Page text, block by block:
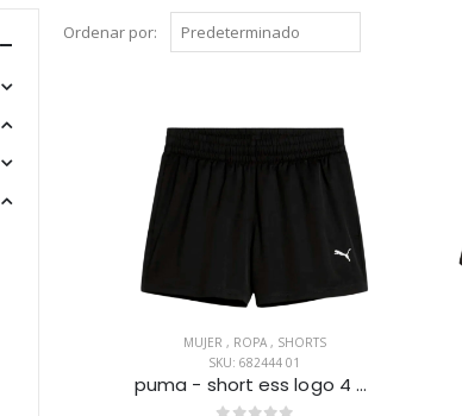
Ordenar por:
MUJER , ROPA , SHORTS
SKU: 682444 01
puma - short ess logo 4 para mujer